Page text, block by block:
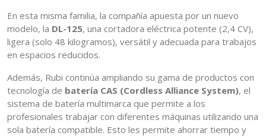
En esta misma familia, la compañía apuesta por un nuevo
modelo, la DL-125, una cortadora eléctrica potente (2,4 CV),
ligera (solo 48 kilogramos), versátil y adecuada para trabajos
en espacios reducidos.
Además, Rubi continúa ampliando su gama de productos con
tecnología de batería CAS (Cordless Alliance System), el
sistema de batería multimarca que permite a los
profesionales trabajar con diferentes máquinas utilizando una
sola batería compatible. Esto les permite ahorrar tiempo y